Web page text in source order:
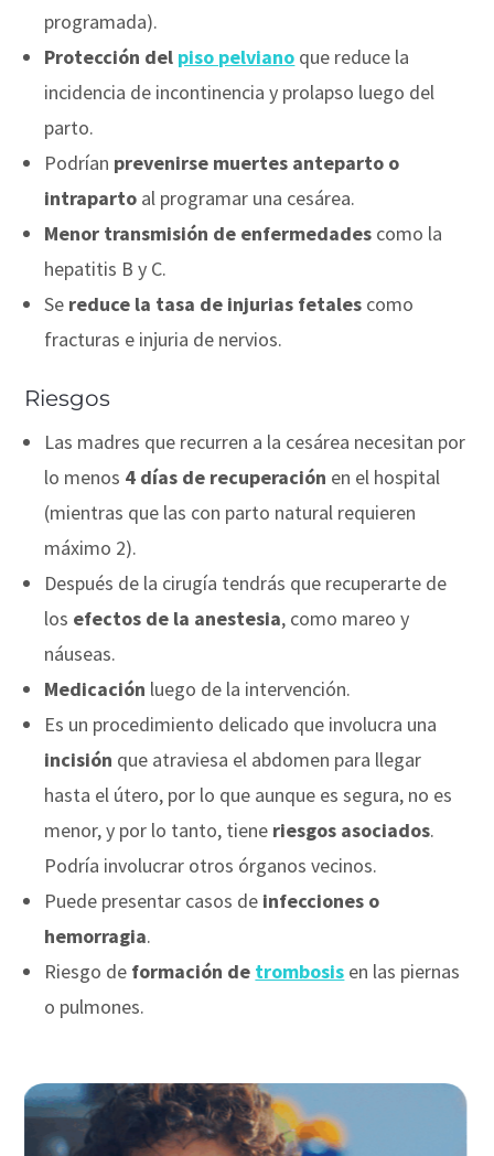
programada).
Protección del piso pelviano que reduce la
incidencia de incontinencia y prolapso luego del
parto.
Podrían prevenirse muertes anteparto o
intraparto al programar una cesárea.
Menor transmisión de enfermedades como la
hepatitis B y C.
Se reduce la tasa de injurias fetales como
fracturas e injuria de nervios.
Riesgos
Las madres que recurren a la cesárea necesitan por
lo menos 4 días de recuperación en el hospital
(mientras que las con parto natural requieren
máximo 2).
Después de la cirugía tendrás que recuperarte de
los efectos de la anestesia, como mareo y
náuseas.
Medicación luego de la intervención.
Es un procedimiento delicado que involucra una
incisión que atraviesa el abdomen para llegar
hasta el útero, por lo que aunque es segura, no es
menor, y por lo tanto, tiene riesgos asociados.
Podría involucrar otros órganos vecinos.
Puede presentar casos de infecciones o
hemorragia.
Riesgo de formación de trombosis en las piernas
o pulmones.